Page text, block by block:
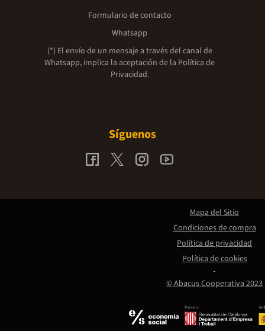
Formulario de contacto
Whatsapp
(*) El envío de un mensaje a través del canal de
Whatsapp, implica la aceptación de la Política de
Privacidad.
Síguenos
Promou:
© Abacus Cooperativa 2023
Mapa del Sitio
Condiciones de compra
Política de privacidad
Política de cookies